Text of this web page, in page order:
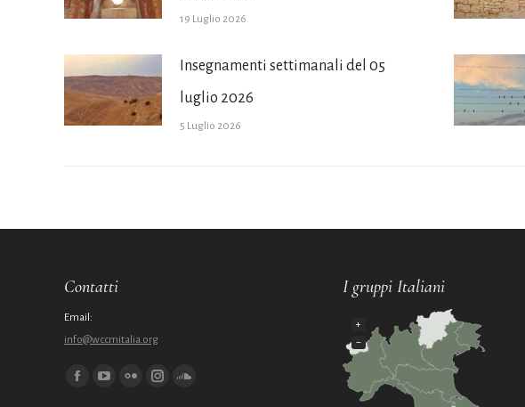
19 Luglio 2026
Insegnamenti settimanali del 05
luglio 2026
5 Luglio 2026
Contatti
Email:
info@wccmitalia.org
Ci puoi trovare su:
Facebook
Flickr Instagram
I gruppi Italiani
+
−